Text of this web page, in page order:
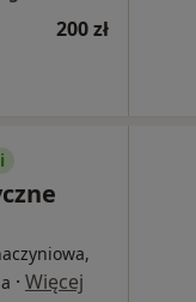
200 zł
· Więcej